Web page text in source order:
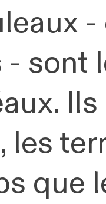
-
sont
les
que